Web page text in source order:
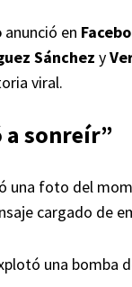
anunció en
Sánchez y
viral.
sonreír”
una foto del
cargado de
una bomba